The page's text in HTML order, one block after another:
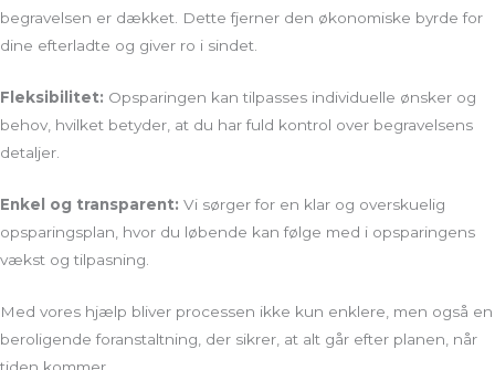
begravelsen er dækket. Dette fjerner den økonomiske byrde for
dine efterladte og giver ro i sindet.
Fleksibilitet: Opsparingen kan tilpasses individuelle ønsker og
behov, hvilket betyder, at du har fuld kontrol over begravelsens
detaljer.
Enkel og transparent: Vi sørger for en klar og overskuelig
opsparingsplan, hvor du løbende kan følge med i opsparingens
vækst og tilpasning.
Med vores hjælp bliver processen ikke kun enklere, men også en
beroligende foranstaltning, der sikrer, at alt går efter planen, når
tiden kommer.